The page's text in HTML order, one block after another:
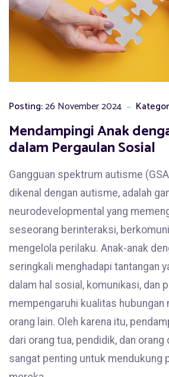
Posting:26 November 2024
Mendampingi Anak
dalam Pergaulan Sosial
Gangguan spektrum autisme
dikenal dengan autisme, adalah
neurodevelopmental yang
seseorang berinteraksi,
mengelola perilaku. Anak-anak
seringkali menghadapi tantangan
dalam hal sosial, komunikasi, dan
mempengaruhi kualitas hubungan
orang lain. Oleh karena itu,
dari orang tua, pendidik, dan orang
sangat penting untuk mendukung